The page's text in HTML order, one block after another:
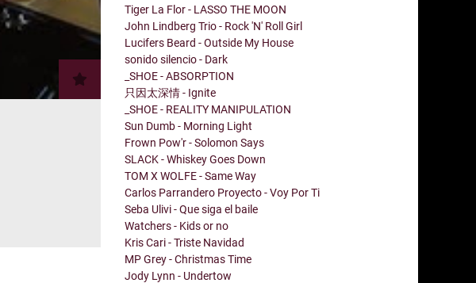
Tiger La Flor - LASSO THE MOON
John Lindberg Trio - Rock 'N' Roll Girl
Lucifers Beard - Outside My House
sonido silencio - Dark
_SHOE - ABSORPTION
只因太深情 - Ignite
_SHOE - REALITY MANIPULATION
Sun Dumb - Morning Light
Frown Pow'r - Solomon Says
SLACK - Whiskey Goes Down
TOM X WOLFE - Same Way
Carlos Parrandero Proyecto - Voy Por Ti
Seba Ulivi - Que siga el baile
Watchers - Kids or no
Kris Cari - Triste Navidad
MP Grey - Christmas Time
Jody Lynn - Undertow